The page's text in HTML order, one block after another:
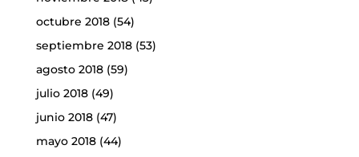
octubre 2018(54)
septiembre 2018(53)
agosto 2018(59)
julio 2018(49)
junio 2018(47)
mayo 2018(44)